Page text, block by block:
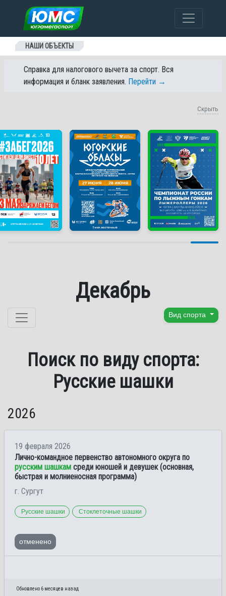
Перейти к содержанию
НАШИ ОБЪЕКТЫ
Справка для налогового вычета за спорт. Вся
информация и бланк заявления. Перейти →
Скрыть
Декабрь
Перейти к содержанию Вид спорта
Поиск по виду спорта:
Русские шашки
2026
19 февраля 2026
Лично-командное первенство автономного округа по
русским шашкам среди юношей и девушек (основная,
быстрая и молниеносная программа)
г. Сургут
Русские шашки Стоклеточные шашки
отменено
Обновлено 6 месяцев назад